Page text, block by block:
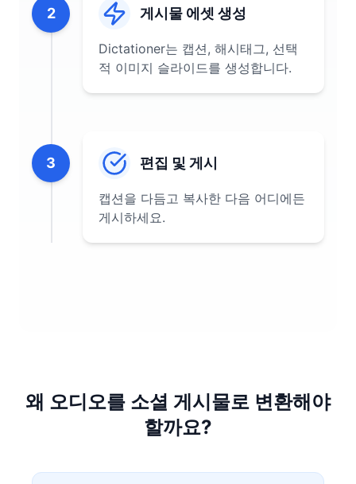
2 게시물 에셋 생성
Dictationer는 캡션, 해시태그, 선택
적 이미지 슬라이드를 생성합니다.
3 편집 및 게시
캡션을 다듬고 복사한 다음 어디에든
게시하세요.
왜 오디오를 소셜 게시물로 변환해야
할까요?